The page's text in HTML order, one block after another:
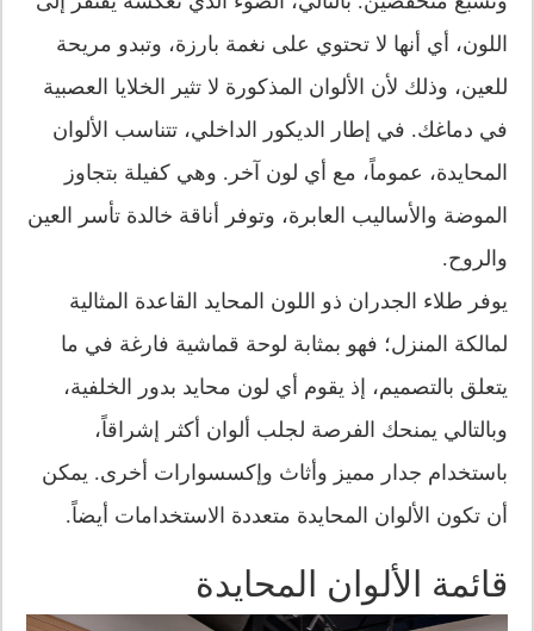
اللون، أي أنها لا تحتوي على نغمة بارزة، وتبدو مريحة
للعين، وذلك لأن الألوان المذكورة لا تثير الخلايا العصبية
في دماغك. في إطار الديكور الداخلي، تتناسب الألوان
المحايدة، عموماً، مع أي لون آخر. وهي كفيلة بتجاوز
الموضة والأساليب العابرة، وتوفر أناقة خالدة تأسر العين
والروح.
يوفر طلاء الجدران ذو اللون المحايد القاعدة المثالية
لمالكة المنزل؛ فهو بمثابة لوحة قماشية فارغة في ما
يتعلق بالتصميم، إذ يقوم أي لون محايد بدور الخلفية،
وبالتالي يمنحك الفرصة لجلب ألوان أكثر إشراقاً،
باستخدام جدار مميز وأثاث وإكسسوارات أخرى. يمكن
أن تكون الألوان المحايدة متعددة الاستخدامات أيضاً.
قائمة الألوان المحايدة